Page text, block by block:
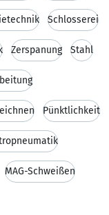
Schlosserei
Zerspanung Stahl
Pünktlichkeit
MAG-Schweißen